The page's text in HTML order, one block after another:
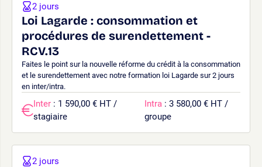
Loi Lagarde : consommation et
procédures de surendettement -
RCV.13
Faites le point sur la nouvelle réforme du crédit à la consommation
et le surendettement avec notre formation loi Lagarde sur 2 jours
en inter/intra.
2 jours
Inter : 1 590,00 € HT /
stagiaire
Intra : 3 580,00 € HT /
groupe
2 jours